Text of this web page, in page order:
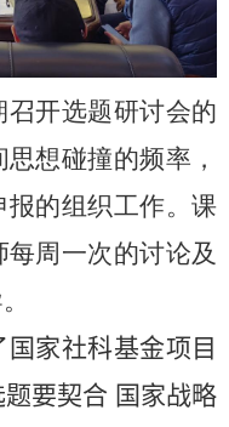
开选题研讨会的
想碰撞的频率，
报的组织工作。课
周一次的讨论及
家社科基金项目
要契合 国家战略